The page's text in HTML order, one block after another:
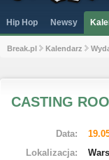
Hip Hop Newsy
Break.pl Kalendarz
CASTING
Data:
Lokalizacja: